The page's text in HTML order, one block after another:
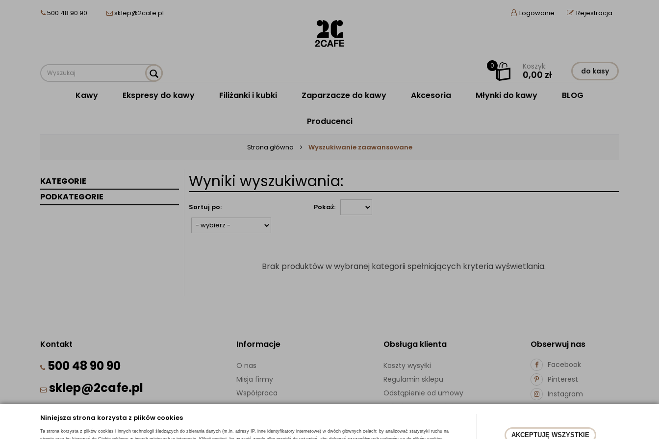
Niniejsza strona korzysta z plików cookies
Ta strona korzysta z plików cookies i innych technologii śledzących do zbierania danych (m.in. adresy IP, inne identyfikatory internetowe) w dwóch głównych celach: by analizować statystyki ruchu na
AKCEPTUJĘ WSZYSTKIE
500 48 90 90 sklep@2cafe.pl Logowanie Rejestracja
0 Koszyk:
0,00 zł do kasy
Kawy Ekspresy do kawy Filiżanki i kubki Zaparzacze do kawy Akcesoria Młynki do kawy BLOG
Producenci
Strona główna Wyszukiwanie zaawansowane
KATEGORIE
PODKATEGORIE
Wyniki wyszukiwania:
Sortuj po: Pokaż:
Brak produktów w wybranej kategorii spełniających kryteria wyświetlania.
Kontakt
500 48 90 90
sklep@2cafe.pl
Obserwuj nas
Facebook
Pinterest
Instagram
Informacje
O nas
Misja firmy
Współpraca
Kontakt
Obsługa klienta
Koszty wysyłki
Regulamin sklepu
Odstąpienie od umowy
Polityka prywatności